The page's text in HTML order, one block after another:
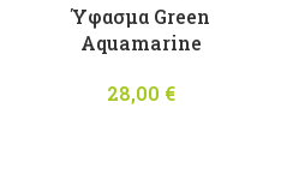
Ύφασμα Green
Aquamarine
28,00 €